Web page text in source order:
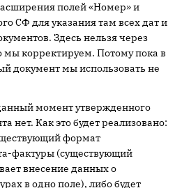
полей «Номер» и
СФ для указания там всех дат и
Здесь нельзя через
мы корректируем. Потому пока в
документ мы использовать не
момент утвержденного
нет. Как это будет реализовано:
формат
фактуры (существующий
внесение данных о
в одно поле), либо будет